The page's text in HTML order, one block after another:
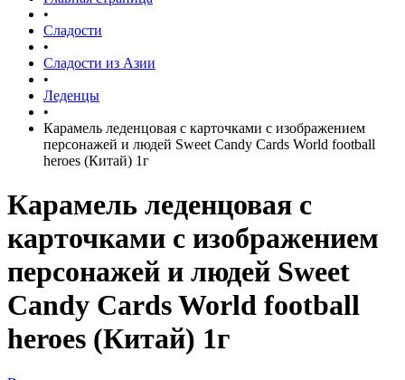
•
Сладости
•
Сладости из Азии
•
Леденцы
•
Карамель леденцовая с карточками с изображением
персонажей и людей Sweet Candy Cards World football
heroes (Китай) 1г
Карамель леденцовая с
карточками с изображением
персонажей и людей Sweet
Candy Cards World football
heroes (Китай) 1г